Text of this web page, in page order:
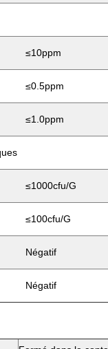
≤10ppm
≤0.5ppm
≤1.0ppm
≤1000cfu/g
≤100cfu/g
Négatif
Négatif